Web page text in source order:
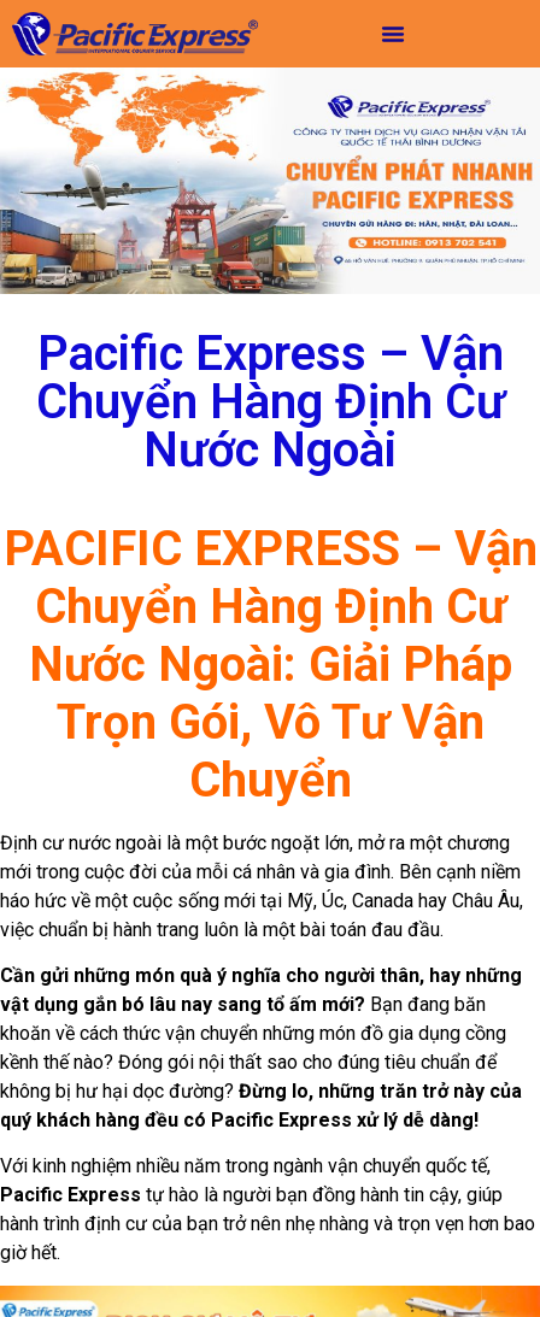
Pacific Express – Vận
Chuyển Hàng Định Cư
Nước Ngoài
PACIFIC EXPRESS – Vận
Chuyển Hàng Định Cư
Nước Ngoài: Giải Pháp
Trọn Gói, Vô Tư Vận
Chuyển
Định cư nước ngoài là một bước ngoặt lớn, mở ra một chương
mới trong cuộc đời của mỗi cá nhân và gia đình. Bên cạnh niềm
háo hức về một cuộc sống mới tại Mỹ, Úc, Canada hay Châu Âu,
việc chuẩn bị hành trang luôn là một bài toán đau đầu.
Cần gửi những món quà ý nghĩa cho người thân, hay những
vật dụng gắn bó lâu nay sang tổ ấm mới? Bạn đang băn
khoăn về cách thức vận chuyển những món đồ gia dụng cồng
kềnh thế nào? Đóng gói nội thất sao cho đúng tiêu chuẩn để
không bị hư hại dọc đường? Đừng lo, những trăn trở này của
quý khách hàng đều có Pacific Express xử lý dễ dàng!
Với kinh nghiệm nhiều năm trong ngành vận chuyển quốc tế,
Pacific Express tự hào là người bạn đồng hành tin cậy, giúp
hành trình định cư của bạn trở nên nhẹ nhàng và trọn vẹn hơn bao
giờ hết.